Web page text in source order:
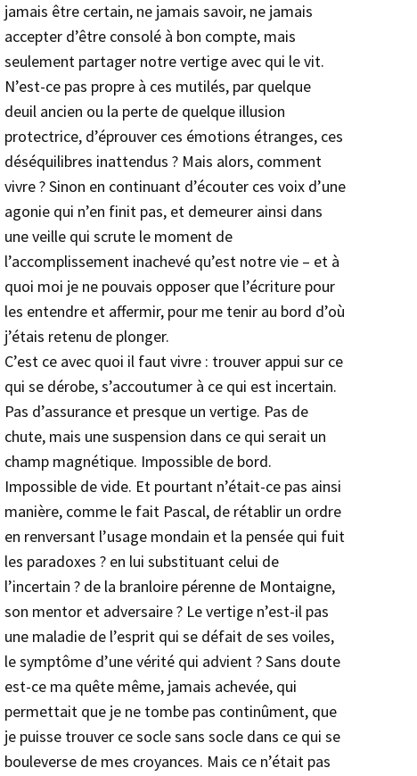
jamais être certain, ne jamais savoir, ne jamais
accepter d’être consolé à bon compte, mais
seulement partager notre vertige avec qui le vit.
N’est-ce pas propre à ces mutilés, par quelque
deuil ancien ou la perte de quelque illusion
protectrice, d’éprouver ces émotions étranges, ces
déséquilibres inattendus ? Mais alors, comment
vivre ? Sinon en continuant d’écouter ces voix d’une
agonie qui n’en finit pas, et demeurer ainsi dans
une veille qui scrute le moment de
l’accomplissement inachevé qu’est notre vie – et à
quoi moi je ne pouvais opposer que l’écriture pour
les entendre et affermir, pour me tenir au bord d’où
j’étais retenu de plonger.
C’est ce avec quoi il faut vivre : trouver appui sur ce
qui se dérobe, s’accoutumer à ce qui est incertain.
Pas d’assurance et presque un vertige. Pas de
chute, mais une suspension dans ce qui serait un
champ magnétique. Impossible de bord.
Impossible de vide. Et pourtant n’était-ce pas ainsi
manière, comme le fait Pascal, de rétablir un ordre
en renversant l’usage mondain et la pensée qui fuit
les paradoxes ? en lui substituant celui de
l’incertain ? de la branloire pérenne de Montaigne,
son mentor et adversaire ? Le vertige n’est-il pas
une maladie de l’esprit qui se défait de ses voiles,
le symptôme d’une vérité qui advient ? Sans doute
est-ce ma quête même, jamais achevée, qui
permettait que je ne tombe pas continûment, que
je puisse trouver ce socle sans socle dans ce qui se
bouleverse de mes croyances. Mais ce n’était pas